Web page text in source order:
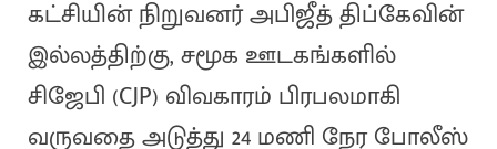
கட்சியின் நிறுவனர் அபிஜீத் திப்கேவின்
இல்லத்திற்கு, சமூக ஊடகங்களில்
சிஜேபி (CJP) விவகாரம் பிரபலமாகி
வருவதை அடுத்து 24 மணி நேர போலீஸ்